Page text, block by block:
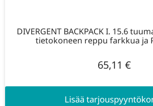
DIVERGENT BACKPACK I. 15.6
tietokoneen reppu farkkua ja
65,11 €
Lisää